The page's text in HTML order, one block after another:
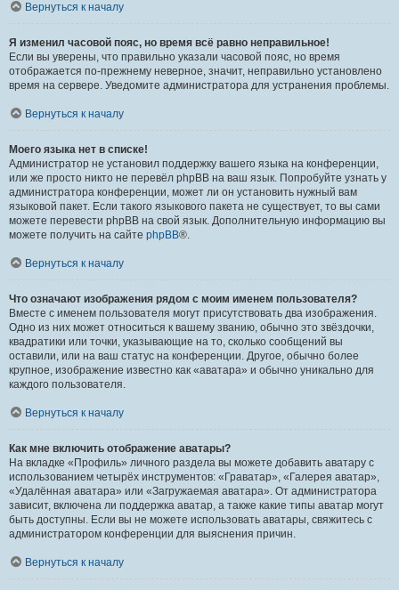
Вернуться к началу
Я изменил часовой пояс, но время всё равно неправильное!
Если вы уверены, что правильно указали часовой пояс, но время
отображается по-прежнему неверное, значит, неправильно установлено
время на сервере. Уведомите администратора для устранения проблемы.
Вернуться к началу
Моего языка нет в списке!
Администратор не установил поддержку вашего языка на конференции,
или же просто никто не перевёл phpBB на ваш язык. Попробуйте узнать у
администратора конференции, может ли он установить нужный вам
языковой пакет. Если такого языкового пакета не существует, то вы сами
можете перевести phpBB на свой язык. Дополнительную информацию вы
можете получить на сайте phpBB®.
Вернуться к началу
Что означают изображения рядом с моим именем пользователя?
Вместе с именем пользователя могут присутствовать два изображения.
Одно из них может относиться к вашему званию, обычно это звёздочки,
квадратики или точки, указывающие на то, сколько сообщений вы
оставили, или на ваш статус на конференции. Другое, обычно более
крупное, изображение известно как «аватара» и обычно уникально для
каждого пользователя.
Вернуться к началу
Как мне включить отображение аватары?
На вкладке «Профиль» личного раздела вы можете добавить аватару с
использованием четырёх инструментов: «Граватар», «Галерея аватар»,
«Удалённая аватара» или «Загружаемая аватара». От администратора
зависит, включена ли поддержка аватар, а также какие типы аватар могут
быть доступны. Если вы не можете использовать аватары, свяжитесь с
администратором конференции для выяснения причин.
Вернуться к началу